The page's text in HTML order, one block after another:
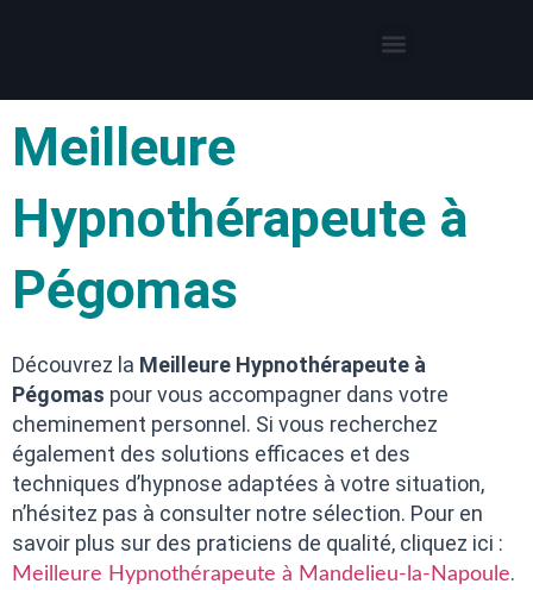
Meilleure
Hypnothérapeute à
Pégomas
Découvrez la Meilleure Hypnothérapeute à
Pégomas pour vous accompagner dans votre
cheminement personnel. Si vous recherchez
également des solutions efficaces et des
techniques d’hypnose adaptées à votre situation,
n’hésitez pas à consulter notre sélection. Pour en
savoir plus sur des praticiens de qualité, cliquez ici :
Meilleure Hypnothérapeute à Mandelieu-la-Napoule.